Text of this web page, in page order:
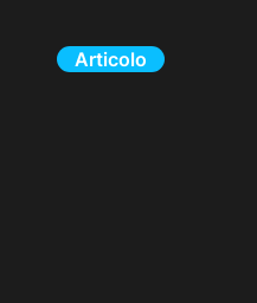
Articolo